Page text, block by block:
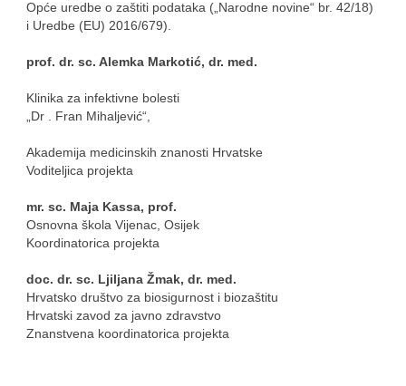
Opće uredbe o zaštiti podataka („Narodne novine“ br. 42/18)
i Uredbe (EU) 2016/679).
prof. dr. sc. Alemka Markotić, dr. med.
Klinika za infektivne bolesti
„Dr . Fran Mihaljević“,
Akademija medicinskih znanosti Hrvatske
Voditeljica projekta
mr. sc. Maja Kassa, prof.
Osnovna škola Vijenac, Osijek
Koordinatorica projekta
doc. dr. sc. Ljiljana Žmak, dr. med.
Hrvatsko društvo za biosigurnost i biozaštitu
Hrvatski zavod za javno zdravstvo
Znanstvena koordinatorica projekta